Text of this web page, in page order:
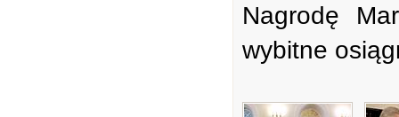
Nagrodę
wybitne